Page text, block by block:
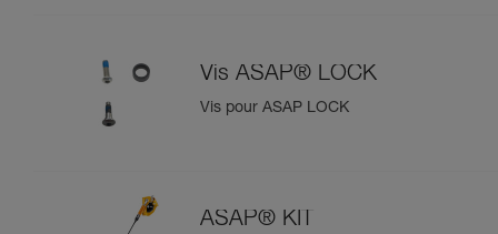
Vis ASAP® LOCK
Vis pour ASAP LOCK
ASAP® KIT